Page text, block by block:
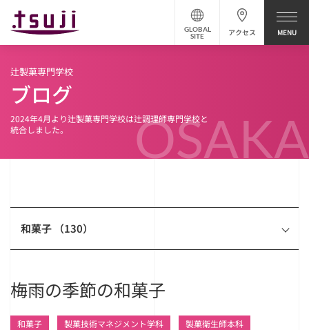
アクセス
GLOBAL
SITE
OSAKA
辻製菓専門学校
ブログ
2024年4月より辻製菓専門学校は辻調理師専門学校と
統合しました。
和菓子 （130）
梅雨の季節の和菓子
和菓子 製菓技術マネジメント学科 製菓衛生師本科